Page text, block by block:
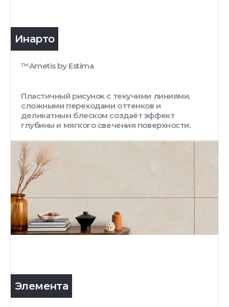
Инарто
™Ametis by Estima
Пластичный рисунок с текучими линиями,
сложными переходами оттенков и
деликатным блеском создаёт эффект
глубины и мягкого свечения поверхности.
Элемента